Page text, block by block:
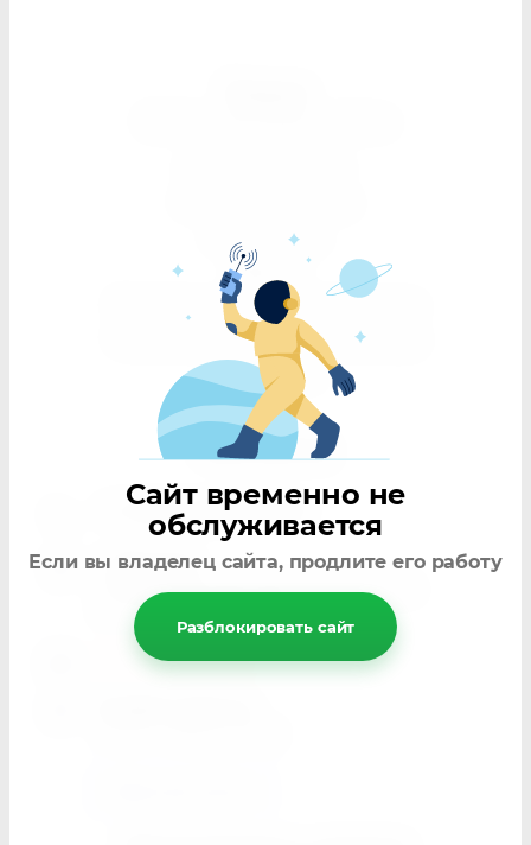
Мои заказы
Оферта
Политика конфиденциальности
Политика использования cookie
Реквизиты
Контакты
+7 (977) 285-53-38
г. Москва
Рязанский проспект, д. 2, кор.3,
эт.3,ТЦ Декоратор
elden24@mail.ru
Сайт временно не
обслуживается
Если вы владелец сайта, продлите его работу
Разблокировать сайт